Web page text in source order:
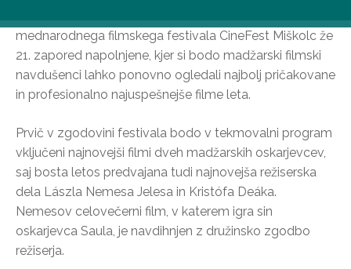
mednarodnega filmskega festivala CineFest Miškolc že
21. zapored napolnjene, kjer si bodo madžarski filmski
navdušenci lahko ponovno ogledali najbolj pričakovane
in profesionalno najuspešnejše filme leta.
Prvič v zgodovini festivala bodo v tekmovalni program
vključeni najnovejši filmi dveh madžarskih oskarjevcev,
saj bosta letos predvajana tudi najnovejša režiserska
dela Lászla Nemesa Jelesa in Kristófa Deáka.
Nemesov celovečerni film, v katerem igra sin
oskarjevca Saula, je navdihnjen z družinsko zgodbo
režiserja.